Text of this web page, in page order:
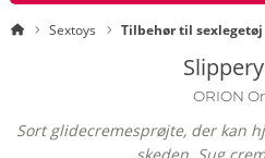
Startside
Sextoys Tilbehør til sexlegetøj
ORION
Sort glidecremesprøjte, der kan